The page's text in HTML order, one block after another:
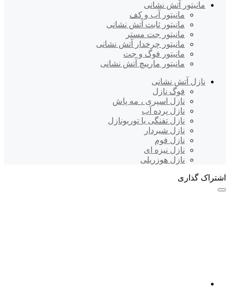
مانیتور آتش نشانی
مانیتور آب و کف
مانیتور ثابت آتش نشانی
مانیتور جت مستر
مانیتور چرخدار آتش نشانی
مانیتور فوگ و جت
مانیتور مارپیچ آتش نشانی
نازل آتش نشانی
فوگ نازل
نازل اسپری ، مه پاش
نازل پرده آب
نازل تفنگی یا توربونازل
نازل شیردار
نازل فوم
نازل نیزه ای
نازل هوزریلی
اشتراک گذاری